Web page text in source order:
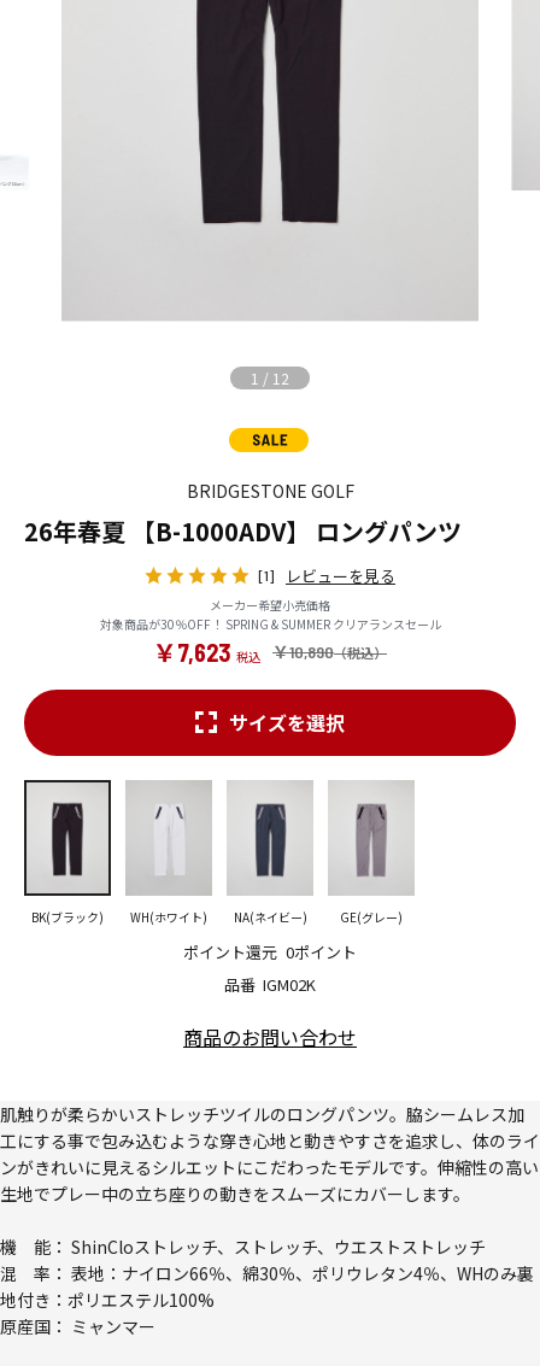
1 / 12
BRIDGESTONE GOLF
26年春夏 【B-1000ADV】 ロングパンツ
[1] レビューを見る
メーカー希望小売価格
対象商品が30％OFF！ SPRING & SUMMER クリアランスセール
￥10,890
￥7,623
品番 IGM02K
ポイント還元 0ポイント
サイズを選択
BK(ブラック) WH(ホワイト) NA(ネイビー) GE(グレー)
商品のお問い合わせ
肌触りが柔らかいストレッチツイルのロングパンツ。脇シームレス加
工にする事で包み込むような穿き心地と動きやすさを追求し、体のライ
ンがきれいに見えるシルエットにこだわったモデルです。伸縮性の高い
生地でプレー中の立ち座りの動きをスムーズにカバーします。
機 能： ShinCloストレッチ、ストレッチ、ウエストストレッチ
混 率： 表地：ナイロン66％、綿30％、ポリウレタン4％、WHのみ裏
地付き：ポリエステル100%
原産国： ミャンマー